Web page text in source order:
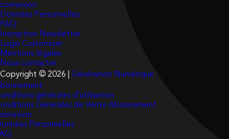
connexion
Données Personnelles
FAQ
Inscription Newsletter
Login Customizer
Mentions légales
Nous contacter
Copyright © 2026 | Génération Numérique
générales d’utilisation
Générales de Vente Abonnement
Personnelles